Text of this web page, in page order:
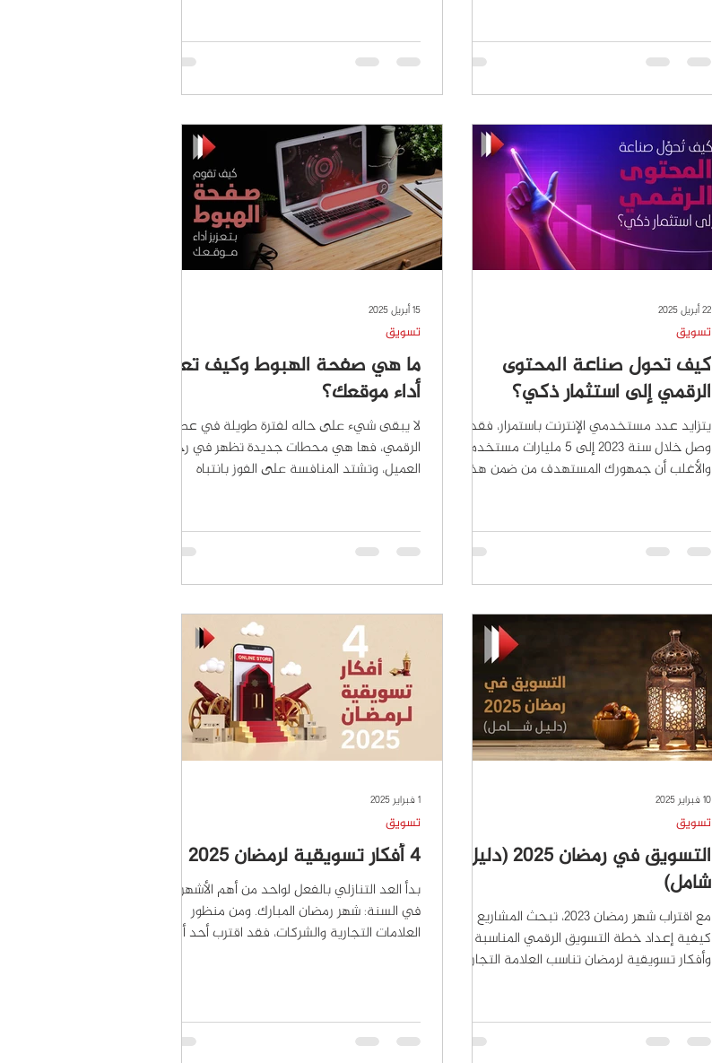
كيف تحول صناعة المحتوى
الرقمي إلى استثمار ذكي؟
يتزايد عدد مستخدمي الإنترنت باستمرار، فقد
وصل خلال سنة 2023 إلى 5 مليارات مستخدم!
والأغلب أن جمهورك المستهدف من ضمن هذه
تسويق
22 أبريل 2025
ما هي صفحة الهبوط وكيف تعزز
أداء موقعك؟
لا يبقى شيء على حاله لفترة طويلة في عصرنا
الرقمي، فها هي محطات جديدة تظهر في رحلة
العميل، وتشتد المنافسة على الفوز بانتباه
تسويق
15 أبريل 2025
التسويق في رمضان 2025 (دليل
شامل)
مع اقتراب شهر رمضان 2023، تبحث المشاريع عن
كيفية إعداد خطة التسويق الرقمي المناسبة
وأفكار تسويقية لرمضان تناسب العلامة التجاري
تسويق
10 فبراير 2025
4 أفكار تسويقية لرمضان 2025
بدأ العد التنازلي بالفعل لواحد من أهم الأشهر
في السنة: شهر رمضان المبارك. ومن منظور
العلامات التجارية والشركات، فقد اقترب أحد أهم
تسويق
1 فبراير 2025